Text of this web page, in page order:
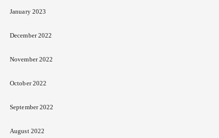
January 2023
December 2022
November 2022
October 2022
September 2022
August 2022